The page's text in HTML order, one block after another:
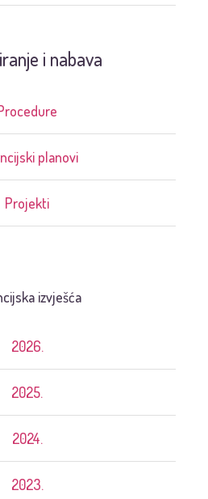
i nabava
planovi
Projekti
izvješća
2026.
2025.
2024.
2023.